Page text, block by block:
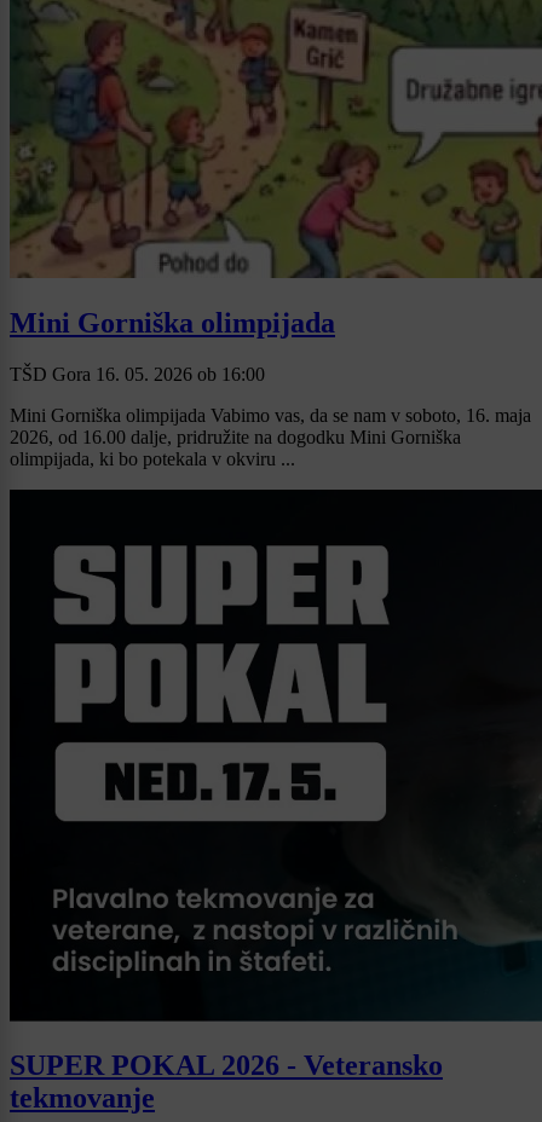
Mini Gorniška olimpijada
TŠD Gora 16. 05. 2026 ob 16:00
Mini Gorniška olimpijada Vabimo vas, da se nam v soboto, 16. maja
2026, od 16.00 dalje, pridružite na dogodku Mini Gorniška
olimpijada, ki bo potekala v okviru ...
SUPER POKAL 2026 - Veteransko
tekmovanje